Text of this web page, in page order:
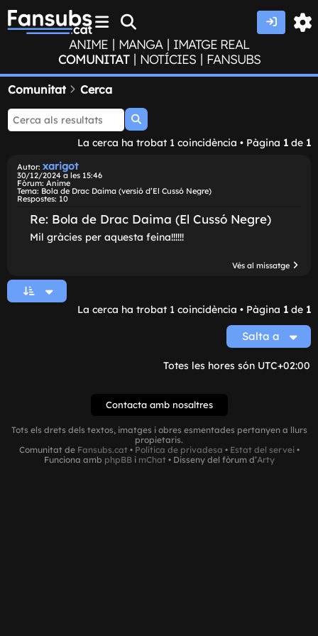
ANIME | MANGA | IMATGE REAL
COMUNITAT | NOTÍCIES | FANSUBS
Comunitat Cerca
La cerca ha trobat 1 coincidència • Pàgina 1 de 1
Autor:xarigot
30/12/2024 a les 15:46
Fòrum:Anime
Bola de Drac Daima (versió d’El Cussó Negre)
Respostes:10
Re: Bola de Drac Daima (El Cussó Negre)
La cerca ha trobat 1 coincidència • Pàgina 1 de 1
Salta a
Totes les hores són UTC+02:00
Contacta amb nosaltres
Tots els drets dels textos, imatges i obres esmentades pertanyen a llurs
propietaris.
Comunitat de Fansubs.cat• Política de privadesa • Estat del servei•
Funciona amb phpBBi mChat• Disseny del fòrum d’Arty